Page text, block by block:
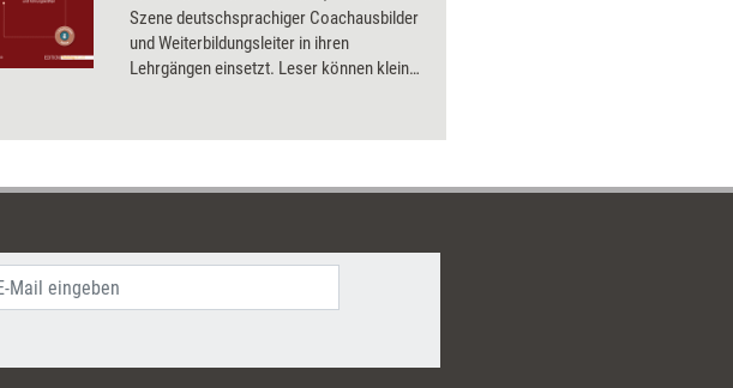
Szene deutschsprachiger Coachausbilder
und Weiterbildungsleiter in ihren
Lehrgängen einsetzt. Leser können kleine
erworben werden. Sie können sich mit
und des Selbstverständnisses
fortgeschrittene Professionelle bzw. gut